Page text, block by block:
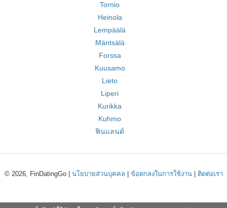
Tornio
Heinola
Lempäälä
Mäntsälä
Forssa
Kuusamo
Lieto
Liperi
Kurikka
Kuhmo
ฟินแลนด์
© 2026, FinDatingGo | นโยบายส่วนบุคคล ข้อตกลงในการใช้งาน| ติดต่อเรา